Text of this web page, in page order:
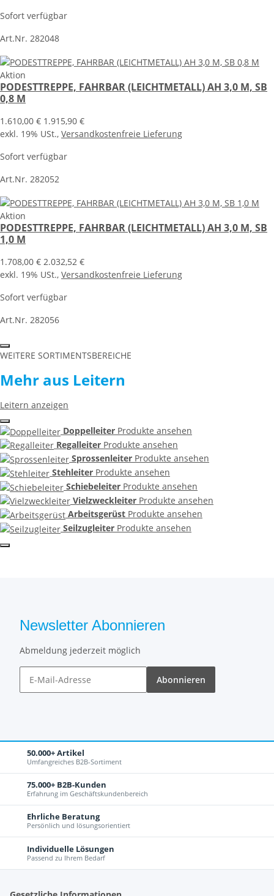
Sofort verfügbar
Art.Nr. 282048
Aktion
PODESTTREPPE, FAHRBAR (LEICHTMETALL) AH 3,0 M, SB
0,8 M
1.610,00 € 1.915,90 €
exkl. 19% USt., Versandkostenfreie Lieferung
Sofort verfügbar
Art.Nr. 282052
Aktion
PODESTTREPPE, FAHRBAR (LEICHTMETALL) AH 3,0 M, SB
1,0 M
1.708,00 € 2.032,52 €
exkl. 19% USt., Versandkostenfreie Lieferung
Sofort verfügbar
Art.Nr. 282056
WEITERE SORTIMENTSBEREICHE
Mehr aus Leitern
Leitern anzeigen
Doppelleiter Produkte ansehen
Regalleiter Produkte ansehen
Sprossenleiter Produkte ansehen
Stehleiter Produkte ansehen
Schiebeleiter Produkte ansehen
Vielzweckleiter Produkte ansehen
Arbeitsgerüst Produkte ansehen
Seilzugleiter Produkte ansehen
Newsletter Abonnieren
Abmeldung jederzeit möglich
Abonnieren
50.000+ Artikel
Umfangreiches B2B-Sortiment
75.000+ B2B-Kunden
Erfahrung im Geschäftskundenbereich
Ehrliche Beratung
Persönlich und lösungsorientiert
Individuelle Lösungen
Passend zu Ihrem Bedarf